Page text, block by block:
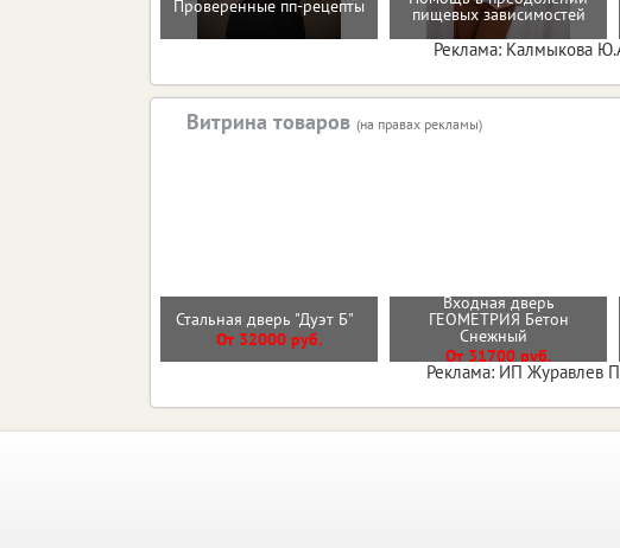
Проверенные пп-рецепты пищевых зависимостей
Реклама: Калмыкова
Витрина товаров (на правах рекламы)
Стальная дверь "Дуэт Б"
От 32000 руб.
Входная дверь
ГЕОМЕТРИЯ Бетон
Снежный
От 31700 руб.
Реклама: ИП Журавлев